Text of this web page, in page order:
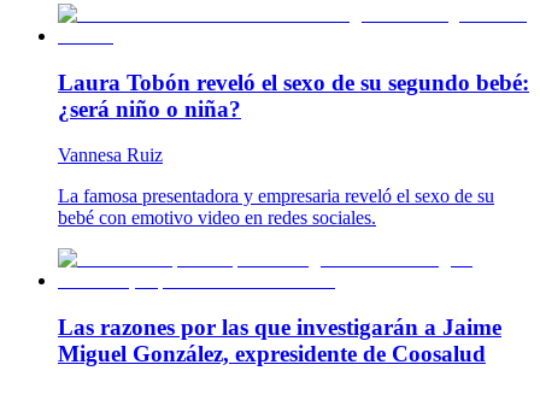
Laura Tobón reveló el sexo de su segundo bebé:
¿será niño o niña?
Vannesa Ruiz
La famosa presentadora y empresaria reveló el sexo de su
bebé con emotivo video en redes sociales.
Las razones por las que investigarán a Jaime
Miguel González, expresidente de Coosalud